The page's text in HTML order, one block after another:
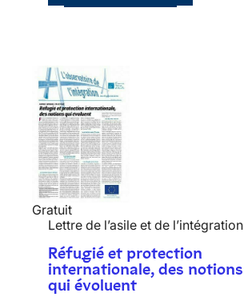
Gratuit
Lettre de l’asile et de l’intégration
Réfugié et protection
internationale, des notions
qui évoluent